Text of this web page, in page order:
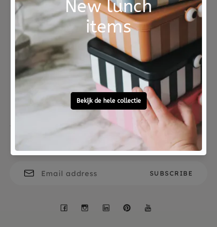
De rietjes zijn vaatwasser bestendig tot 60
graden.
Not good?
Money Back
Ordered before 15:00,
tomorrow at home
Free personal
gift service
To ask?
Call 0572 - 700 203
Let's stay in touch
Facebook
Instagram
LinkedInPinterest